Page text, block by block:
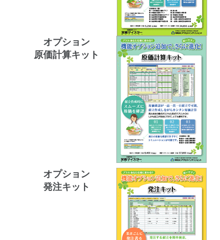
オプション
原価計算キット
オプション
発注キット